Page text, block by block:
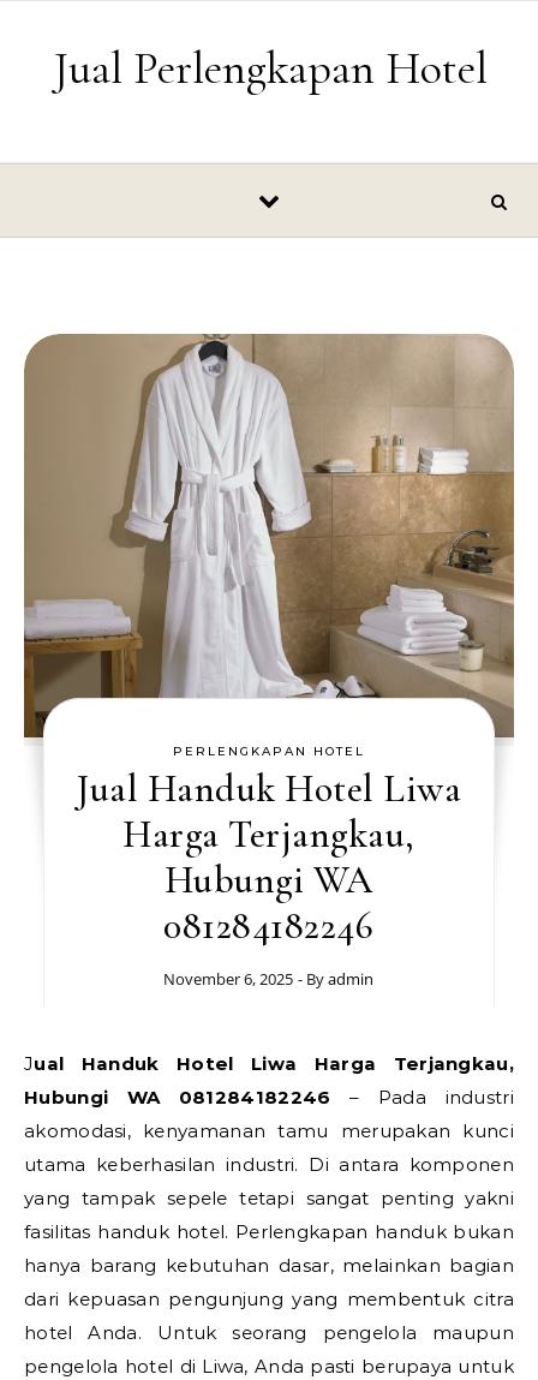
Jual Perlengkapan Hotel
PERLENGKAPAN HOTEL
Jual Handuk Hotel Liwa
Harga Terjangkau,
Hubungi WA
081284182246
November 6, 2025 - Byadmin
Jual Handuk Hotel Liwa Harga Terjangkau,
Hubungi WA 081284182246 – Pada industri
akomodasi, kenyamanan tamu merupakan kunci
utama keberhasilan industri. Di antara komponen
yang tampak sepele tetapi sangat penting yakni
fasilitas handuk hotel. Perlengkapan handuk bukan
hanya barang kebutuhan dasar, melainkan bagian
dari kepuasan pengunjung yang membentuk citra
hotel Anda. Untuk seorang pengelola maupun
pengelola hotel di Liwa, Anda pasti berupaya untuk